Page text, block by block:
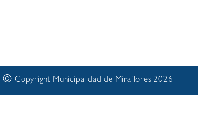
© Copyright Municipalidad de Miraflores 2026